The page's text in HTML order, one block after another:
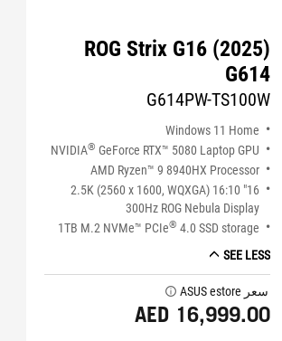
ROG Strix G16 (2025)
G614
G614PW-TS100W
Windows 11 Home
NVIDIA® GeForce RTX™ 5080 Laptop GPU
AMD Ryzen™ 9 8940HX Processor
16" 2.5K (2560 x 1600, WQXGA) 16:10
300Hz ROG Nebula Display
1TB M.2 NVMe™ PCIe® 4.0 SSD storage
SEE LESS
سعر ASUS estore tooltip
AED 16,999.00